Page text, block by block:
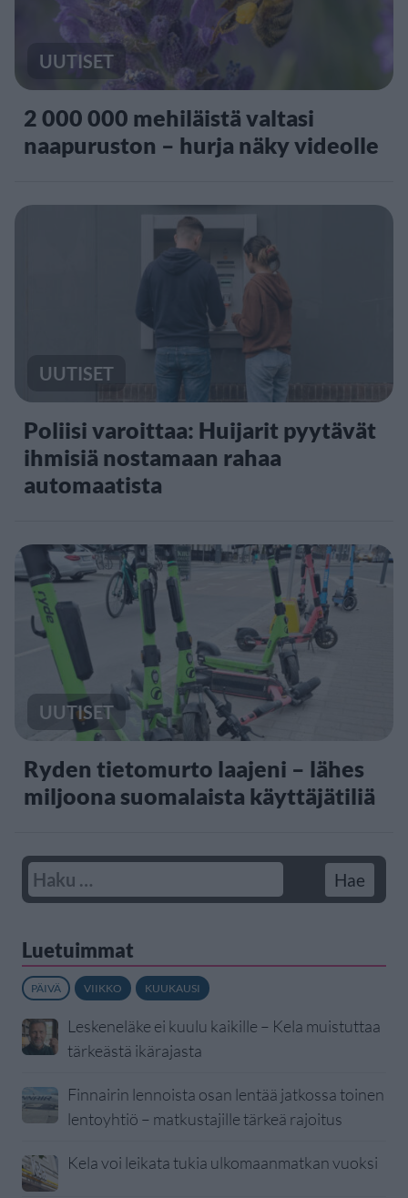
UUTISET
2 000 000 mehiläistä valtasi
naapuruston – hurja näky videolle
UUTISET
Poliisi varoittaa: Huijarit pyytävät
ihmisiä nostamaan rahaa
automaatista
UUTISET
Ryden tietomurto laajeni – lähes
miljoona suomalaista käyttäjätiliä
Luetuimmat
PÄIVÄ VIIKKO KUUKAUSI
Leskeneläke ei kuulu kaikille – Kela muistuttaa
tärkeästä ikärajasta
Finnairin lennoista osan lentää jatkossa toinen
lentoyhtiö – matkustajille tärkeä rajoitus
Kela voi leikata tukia ulkomaanmatkan vuoksi